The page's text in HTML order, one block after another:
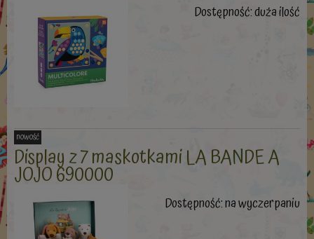
Dostępność:duża ilość
Display z 7 maskotkami LA BANDE A
JOJO 690000
Dostępność:na wyczerpaniu
nowość